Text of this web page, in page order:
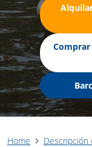
Home
Descripción